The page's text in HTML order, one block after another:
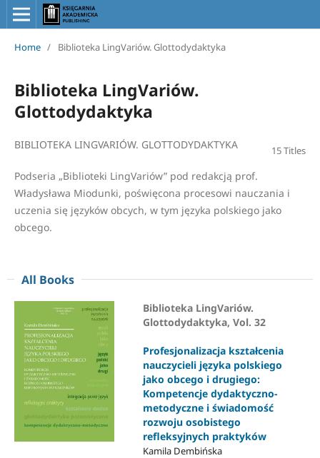
Home / Biblioteka LingVariów. Glottodydaktyka
Biblioteka LingVariów.
Glottodydaktyka
15 Titles
BIBLIOTEKA LINGVARIÓW. GLOTTODYDAKTYKA
Podseria „Biblioteki LingVariów” pod redakcją prof.
Władysława Miodunki, poświęcona procesowi nauczania i
uczenia się języków obcych, w tym języka polskiego jako
obcego.
All Books
Biblioteka LingVariów.
Glottodydaktyka, Vol. 32
Profesjonalizacja kształcenia
nauczycieli języka polskiego
jako obcego i drugiego:
Kompetencje dydaktyczno-
metodyczne i świadomość
rozwoju osobistego
refleksyjnych praktyków
Kamila Dembińska